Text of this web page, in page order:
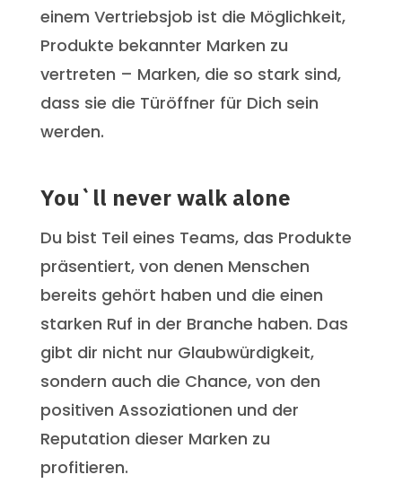
einem Vertriebsjob ist die Möglichkeit,
Produkte bekannter Marken zu
vertreten – Marken, die so stark sind,
dass sie die Türöffner für Dich sein
werden.
You`ll never walk alone
Du bist Teil eines Teams, das Produkte
präsentiert, von denen Menschen
bereits gehört haben und die einen
starken Ruf in der Branche haben. Das
gibt dir nicht nur Glaubwürdigkeit,
sondern auch die Chance, von den
positiven Assoziationen und der
Reputation dieser Marken zu
profitieren.